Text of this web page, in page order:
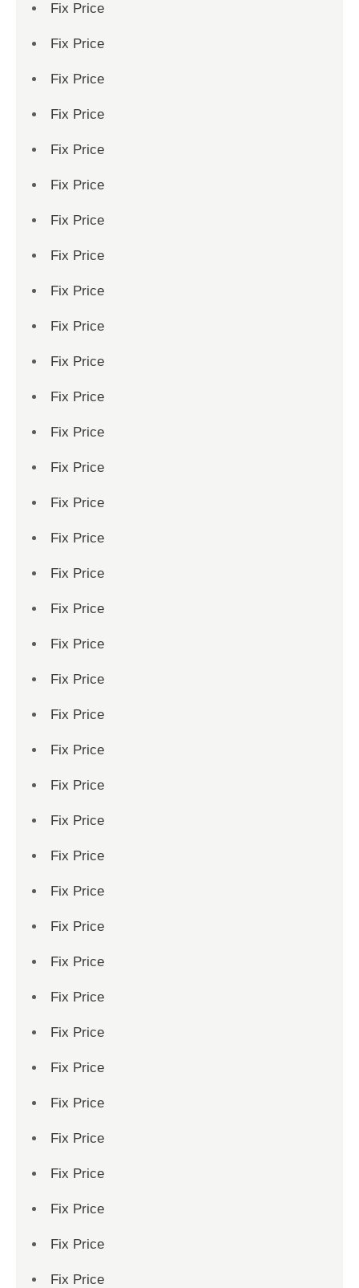
Fix Price
Fix Price
Fix Price
Fix Price
Fix Price
Fix Price
Fix Price
Fix Price
Fix Price
Fix Price
Fix Price
Fix Price
Fix Price
Fix Price
Fix Price
Fix Price
Fix Price
Fix Price
Fix Price
Fix Price
Fix Price
Fix Price
Fix Price
Fix Price
Fix Price
Fix Price
Fix Price
Fix Price
Fix Price
Fix Price
Fix Price
Fix Price
Fix Price
Fix Price
Fix Price
Fix Price
Fix Price